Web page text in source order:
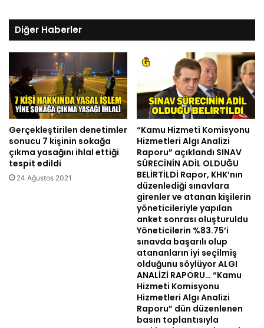
Diğer Haberler
Gerçekleştirilen denetimler
sonucu 7 kişinin sokağa
çıkma yasağını ihlal ettiği
tespit edildi
24 Ağustos 2021
“Kamu Hizmeti Komisyonu
Hizmetleri Algı Analizi
Raporu” açıklandı SINAV
SÜRECİNİN ADİL OLDUĞU
BELİRTİLDİ Rapor, KHK’nın
düzenlediği sınavlara
girenler ve atanan kişilerin
yöneticileriyle yapılan
anket sonrası oluşturuldu
Yöneticilerin %83.75’i
sınavda başarılı olup
atananların iyi seçilmiş
olduğunu söylüyor ALGI
ANALİZİ RAPORU… “Kamu
Hizmeti Komisyonu
Hizmetleri Algı Analizi
Raporu” dün düzenlenen
basın toplantısıyla